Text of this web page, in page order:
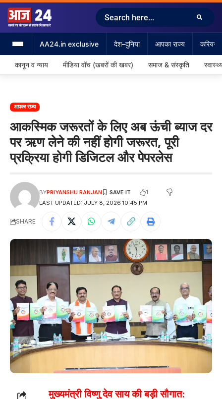
AA24.in exclusive देश–दुनिया आपका राज्य करियर
कानून व न्याय मीडिया वॉच (खबरों की खबर) समाज & संस्कृति
आपका राज्य
आकस्मिक जरूरतों के लिए अब ऊंची ब्याज दर
पर ऋण लेने की नहीं होगी जरूरत, पूरी
प्रक्रिया होगी डिजिटल और पेपरलेस
LAST UPDATED: JULY 8, 2026 10:45 PM
BYPRIYANSHU RANJAN 1
SHARE
मुख्यमंत्री विष्णु देव साय की बड़ी सौगात: